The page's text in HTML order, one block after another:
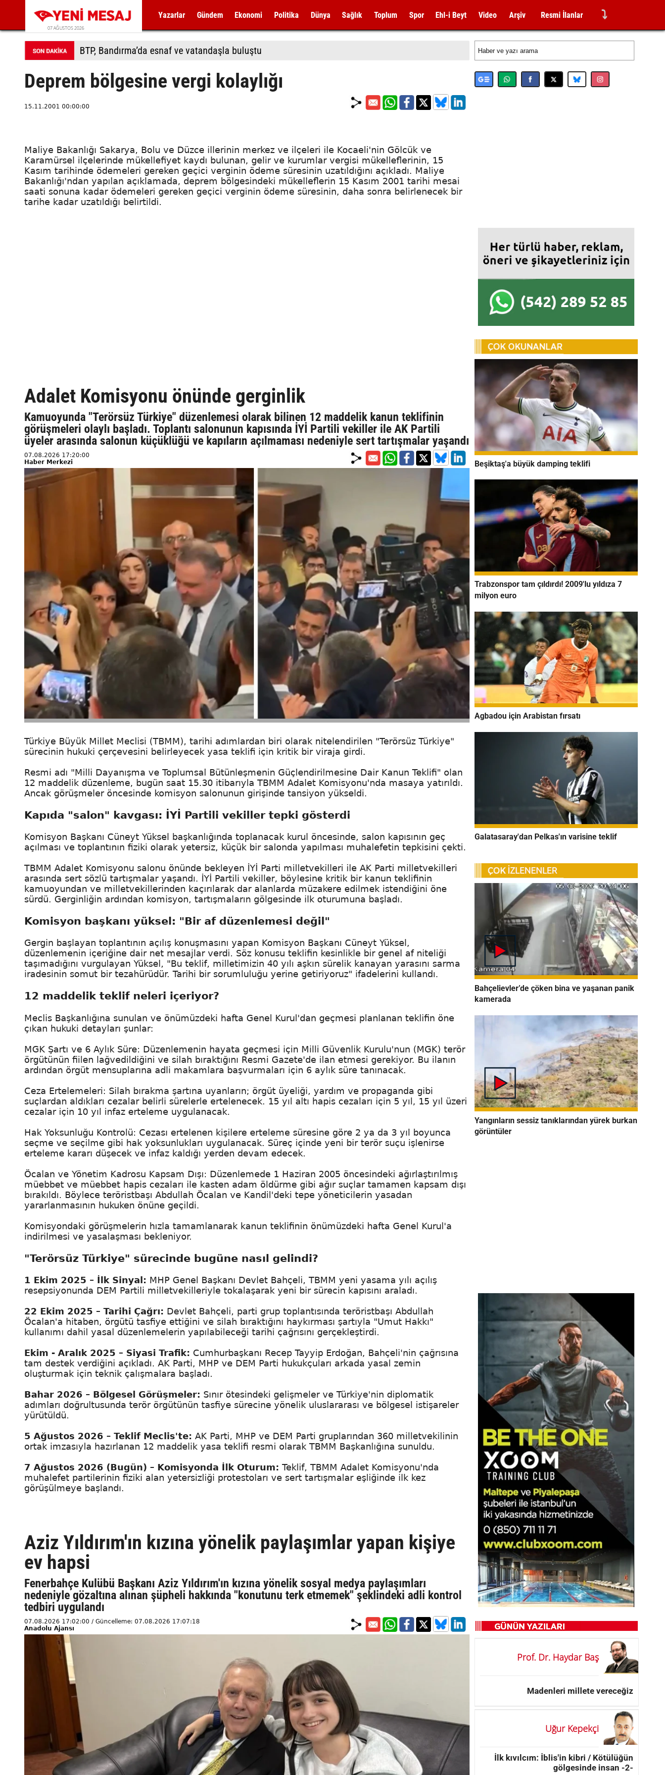
07 AĞUSTOS 2026
Yazarlar Gündem Ekonomi Politika Dünya Sağlık Toplum Spor Ehl-i Beyt Video Arşiv Resmi İlanlar ⤵
BTP, Bandırma’da esnaf ve vatandaşla buluştu
Deprem bölgesine vergi kolaylığı
15.11.2001 00:00:00
Maliye Bakanlığı Sakarya, Bolu ve Düzce illerinin merkez ve ilçeleri ile Kocaeli'nin Gölcük ve
Karamürsel ilçelerinde mükellefiyet kaydı bulunan, gelir ve kurumlar vergisi mükelleflerinin, 15
Kasım tarihinde ödemeleri gereken geçici verginin ödeme süresinin uzatıldığını açıkladı. Maliye
Bakanlığı'ndan yapılan açıklamada, deprem bölgesindeki mükelleflerin 15 Kasım 2001 tarihi mesai
saati sonuna kadar ödemeleri gereken geçici verginin ödeme süresinin, daha sonra belirlenecek bir
tarihe kadar uzatıldığı belirtildi.
Adalet Komisyonu önünde gerginlik
Kamuoyunda "Terörsüz Türkiye" düzenlemesi olarak bilinen 12 maddelik kanun teklifinin
görüşmeleri olaylı başladı. Toplantı salonunun kapısında İYİ Partili vekiller ile AK Partili
üyeler arasında salonun küçüklüğü ve kapıların açılmaması nedeniyle sert tartışmalar yaşandı
07.08.2026 17:20:00
Haber Merkezi
Türkiye Büyük Millet Meclisi (TBMM), tarihi adımlardan biri olarak nitelendirilen "Terörsüz Türkiye"
sürecinin hukuki çerçevesini belirleyecek yasa teklifi için kritik bir viraja girdi.
Resmi adı "Milli Dayanışma ve Toplumsal Bütünleşmenin Güçlendirilmesine Dair Kanun Teklifi" olan
12 maddelik düzenleme, bugün saat 15.30 itibarıyla TBMM Adalet Komisyonu'nda masaya yatırıldı.
Ancak görüşmeler öncesinde komisyon salonunun girişinde tansiyon yükseldi.
Kapıda "salon" kavgası: İYİ Partili vekiller tepki gösterdi
Komisyon Başkanı Cüneyt Yüksel başkanlığında toplanacak kurul öncesinde, salon kapısının geç
açılması ve toplantının fiziki olarak yetersiz, küçük bir salonda yapılması muhalefetin tepkisini çekti.
TBMM Adalet Komisyonu salonu önünde bekleyen İYİ Parti milletvekilleri ile AK Parti milletvekilleri
arasında sert sözlü tartışmalar yaşandı. İYİ Partili vekiller, böylesine kritik bir kanun teklifinin
kamuoyundan ve milletvekillerinden kaçırılarak dar alanlarda müzakere edilmek istendiğini öne
sürdü. Gerginliğin ardından komisyon, tartışmaların gölgesinde ilk oturumuna başladı.
Komisyon başkanı yüksel: "Bir af düzenlemesi değil"
Gergin başlayan toplantının açılış konuşmasını yapan Komisyon Başkanı Cüneyt Yüksel,
düzenlemenin içeriğine dair net mesajlar verdi. Söz konusu teklifin kesinlikle bir genel af niteliği
taşımadığını vurgulayan Yüksel, "Bu teklif, milletimizin 40 yılı aşkın sürelik kanayan yarasını sarma
iradesinin somut bir tezahürüdür. Tarihi bir sorumluluğu yerine getiriyoruz" ifadelerini kullandı.
12 maddelik teklif neleri içeriyor?
Meclis Başkanlığına sunulan ve önümüzdeki hafta Genel Kurul'dan geçmesi planlanan teklifin öne
çıkan hukuki detayları şunlar:
MGK Şartı ve 6 Aylık Süre: Düzenlemenin hayata geçmesi için Milli Güvenlik Kurulu'nun (MGK) terör
örgütünün fiilen lağvedildiğini ve silah bıraktığını Resmi Gazete'de ilan etmesi gerekiyor. Bu ilanın
ardından örgüt mensuplarına adli makamlara başvurmaları için 6 aylık süre tanınacak.
Ceza Ertelemeleri: Silah bırakma şartına uyanların; örgüt üyeliği, yardım ve propaganda gibi
suçlardan aldıkları cezalar belirli sürelerle ertelenecek. 15 yıl altı hapis cezaları için 5 yıl, 15 yıl üzeri
cezalar için 10 yıl infaz erteleme uygulanacak.
Hak Yoksunluğu Kontrolü: Cezası ertelenen kişilere erteleme süresine göre 2 ya da 3 yıl boyunca
seçme ve seçilme gibi hak yoksunlukları uygulanacak. Süreç içinde yeni bir terör suçu işlenirse
erteleme kararı düşecek ve infaz kaldığı yerden devam edecek.
Öcalan ve Yönetim Kadrosu Kapsam Dışı: Düzenlemede 1 Haziran 2005 öncesindeki ağırlaştırılmış
müebbet ve müebbet hapis cezaları ile kasten adam öldürme gibi ağır suçlar tamamen kapsam dışı
bırakıldı. Böylece teröristbaşı Abdullah Öcalan ve Kandil'deki tepe yöneticilerin yasadan
yararlanmasının hukuken önüne geçildi.
Komisyondaki görüşmelerin hızla tamamlanarak kanun teklifinin önümüzdeki hafta Genel Kurul'a
indirilmesi ve yasalaşması bekleniyor.
"Terörsüz Türkiye" sürecinde bugüne nasıl gelindi?
1 Ekim 2025 – İlk Sinyal: MHP Genel Başkanı Devlet Bahçeli, TBMM yeni yasama yılı açılış
resepsiyonunda DEM Partili milletvekilleriyle tokalaşarak yeni bir sürecin kapısını araladı.
22 Ekim 2025 – Tarihi Çağrı: Devlet Bahçeli, parti grup toplantısında teröristbaşı Abdullah
Öcalan'a hitaben, örgütü tasfiye ettiğini ve silah bıraktığını haykırması şartıyla "Umut Hakkı"
kullanımı dahil yasal düzenlemelerin yapılabileceği tarihi çağrısını gerçekleştirdi.
Ekim - Aralık 2025 – Siyasi Trafik: Cumhurbaşkanı Recep Tayyip Erdoğan, Bahçeli'nin çağrısına
tam destek verdiğini açıkladı. AK Parti, MHP ve DEM Parti hukukçuları arkada yasal zemin
oluşturmak için teknik çalışmalara başladı.
Bahar 2026 – Bölgesel Görüşmeler: Sınır ötesindeki gelişmeler ve Türkiye'nin diplomatik
adımları doğrultusunda terör örgütünün tasfiye sürecine yönelik uluslararası ve bölgesel istişareler
yürütüldü.
5 Ağustos 2026 – Teklif Meclis'te: AK Parti, MHP ve DEM Parti gruplarından 360 milletvekilinin
ortak imzasıyla hazırlanan 12 maddelik yasa teklifi resmi olarak TBMM Başkanlığına sunuldu.
7 Ağustos 2026 (Bugün) – Komisyonda İlk Oturum: Teklif, TBMM Adalet Komisyonu'nda
muhalefet partilerinin fiziki alan yetersizliği protestoları ve sert tartışmalar eşliğinde ilk kez
görüşülmeye başlandı.
Aziz Yıldırım'ın kızına yönelik paylaşımlar yapan kişiye
ev hapsi
Fenerbahçe Kulübü Başkanı Aziz Yıldırım'ın kızına yönelik sosyal medya paylaşımları
nedeniyle gözaltına alınan şüpheli hakkında "konutunu terk etmemek" şeklindeki adli kontrol
tedbiri uygulandı
07.08.2026 17:02:00 / Güncelleme: 07.08.2026 17:07:18
Anadolu Ajansı
Beşiktaş'a büyük damping teklifi
Trabzonspor tam çıldırdı! 2009'lu yıldıza 7
milyon euro
Agbadou için Arabistan fırsatı
Galatasaray'dan Pelkas'ın varisine teklif
Bahçelievler’de çöken bina ve yaşanan panik
kamerada
Yangınların sessiz tanıklarından yürek burkan
görüntüler
Prof. Dr. Haydar Baş
Madenleri millete vereceğiz
Uğur Kepekçi
İlk kıvılcım: İblis'in kibri / Kötülüğün
gölgesinde insan -2-